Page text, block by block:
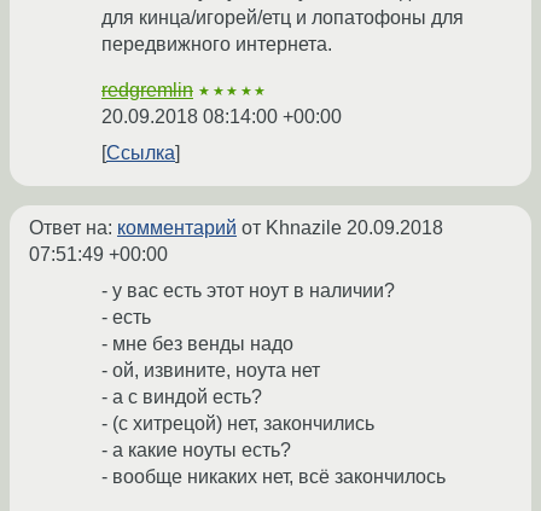
для кинца/игорей/етц и лопатофоны для
передвижного интернета.
redgremlin ★★★★★
20.09.2018 08:14:00 +00:00
Ссылка
Ответ на: комментарий от Khnazile 20.09.2018
07:51:49 +00:00
- у вас есть этот ноут в наличии?
- есть
- мне без венды надо
- ой, извините, ноута нет
- а с виндой есть?
- (с хитрецой) нет, закончились
- а какие ноуты есть?
- вообще никаких нет, всё закончилось